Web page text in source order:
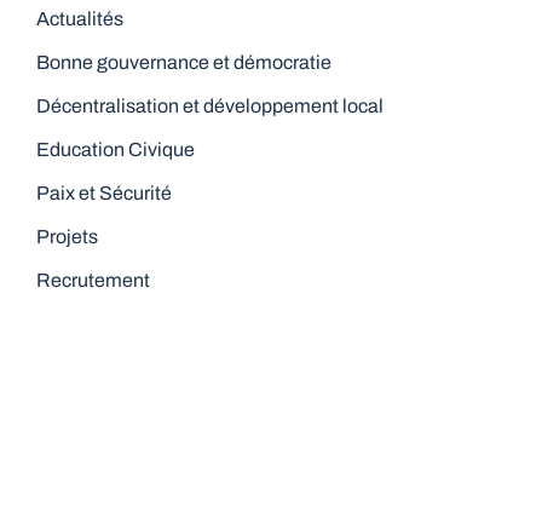
Actualités
Bonne gouvernance et démocratie
Décentralisation et développement local
Education Civique
Paix et Sécurité
Projets
Recrutement